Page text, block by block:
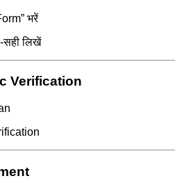
भरें
सही लिखें
Verification